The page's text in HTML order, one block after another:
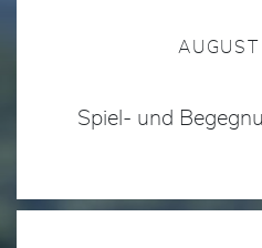
Spiel- und